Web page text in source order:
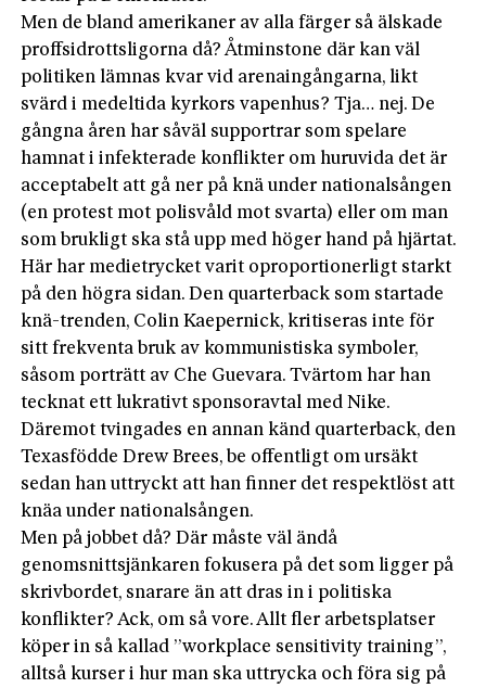
Men de bland amerikaner av alla färger så älskade
proffsidrottsligorna då? Åtminstone där kan väl
politiken lämnas kvar vid arenaingångarna, likt
svärd i medeltida kyrkors vapenhus? Tja…­ nej. De
gångna åren har såväl supportrar som spelare
hamnat i infekterade konflikter om huruvida det är
acceptabelt att gå ner på knä under nationalsången
(en protest mot polisvåld mot svarta) eller om man
som brukligt ska stå upp med höger hand på hjärtat.
Här har medietrycket varit oproportionerligt starkt
på den högra sidan. Den quarterback som startade
knä-trenden, Colin Kaepernick, kritiseras inte för
sitt frekventa bruk av kommunistiska symboler,
såsom porträtt av Che Guevara. Tvärtom har han
tecknat ett lukrativt sponsoravtal med Nike.
Däremot tvingades en annan känd quarterback, den
Texasfödde Drew Brees, be offentligt om ursäkt
sedan han uttryckt att han finner det respektlöst att
knäa under nationalsången.
Men på jobbet då? Där måste väl ändå
genomsnittsjänkaren fokusera på det som ligger på
skrivbordet, snarare än att dras in i politiska
konflikter? Ack, om så vore. Allt fler arbetsplatser
köper in så kallad ”workplace sensitivity training”,
alltså kurser i hur man ska uttrycka och föra sig på